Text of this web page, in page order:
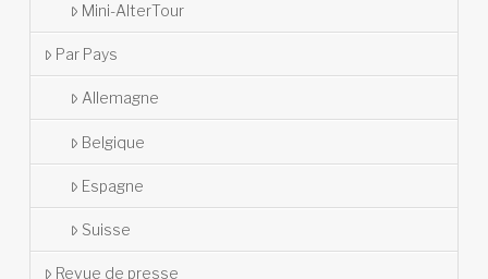
Mini-AlterTour
Par Pays
Allemagne
Belgique
Espagne
Suisse
Revue de presse